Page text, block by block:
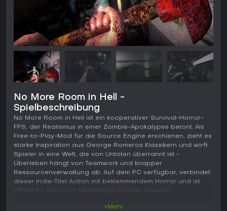
No More Room in Hell -
Spielbeschreibung
No More Room in Hell ist ein kooperativer Survival-Horror-
FPS, der Realismus in einer Zombie-Apokalypse betont. Als
Free-to-Play-Mod für die Source Engine erschienen, zieht es
starke Inspiration aus George Romeros Klassikern und wirft
Spieler in eine Welt, die von Untoten überrannt ist -
Überleben hängt von Teamwork und knapper
Ressourcenverwaltung ab. Auf dem PC verfügbar, verbindet
dieser Indie-Titel Action mit beklemmendem Horror und ist
Pflicht für Fans von Multiplayer-Zombie-Survival.
+Mehr